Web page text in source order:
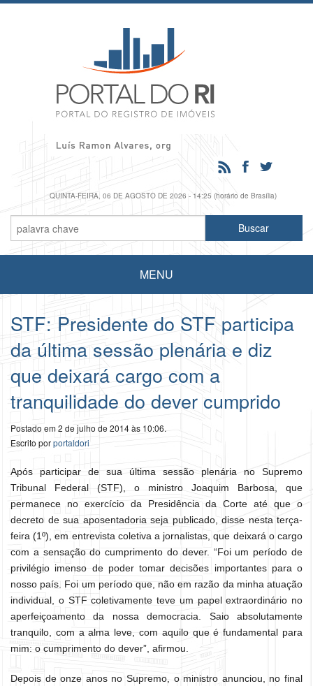
QUINTA-FEIRA, 06 DE AGOSTO DE 2026 - 14:25 (horário de Brasília)
MENU
STF: Presidente do STF participa
da última sessão plenária e diz
que deixará cargo com a
tranquilidade do dever cumprido
Postado em 2 de julho de 2014 às 10:06.
Escrito porportaldori
Após participar de sua última sessão plenária no Supremo
Tribunal Federal (STF), o ministro Joaquim Barbosa, que
permanece no exercício da Presidência da Corte até que o
decreto de sua aposentadoria seja publicado, disse nesta terça-
feira (1º), em entrevista coletiva a jornalistas, que deixará o cargo
com a sensação do cumprimento do dever. “Foi um período de
privilégio imenso de poder tomar decisões importantes para o
nosso país. Foi um período que, não em razão da minha atuação
individual, o STF coletivamente teve um papel extraordinário no
aperfeiçoamento da nossa democracia. Saio absolutamente
tranquilo, com a alma leve, com aquilo que é fundamental para
mim: o cumprimento do dever”, afirmou.
Depois de onze anos no Supremo, o ministro anunciou, no final